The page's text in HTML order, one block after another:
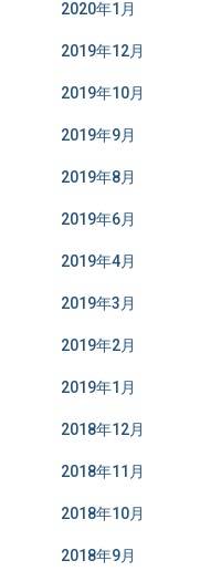
2020年1月
2019年12月
2019年10月
2019年9月
2019年8月
2019年6月
2019年4月
2019年3月
2019年2月
2019年1月
2018年12月
2018年11月
2018年10月
2018年9月